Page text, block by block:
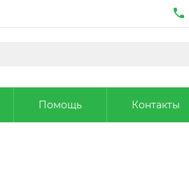
Помощь Контакты